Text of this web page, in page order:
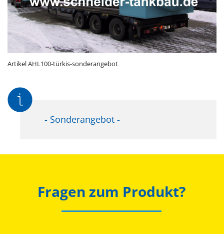
Artikel AHL100-türkis-sonderangebot
- Sonderangebot -
Fragen zum Produkt?